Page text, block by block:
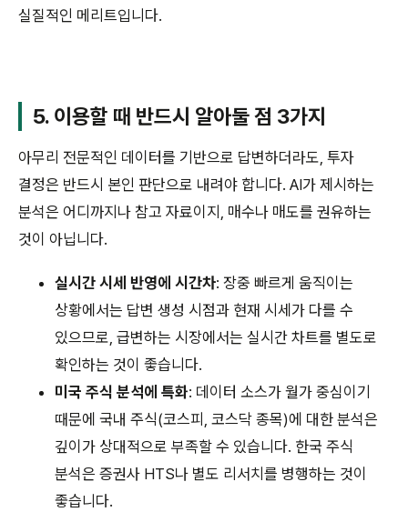
실질적인 메리트입니다.
5. 이용할 때 반드시 알아둘 점 3가지
아무리 전문적인 데이터를 기반으로 답변하더라도, 투자
결정은 반드시 본인 판단으로 내려야 합니다. AI가 제시하는
분석은 어디까지나 참고 자료이지, 매수나 매도를 권유하는
것이 아닙니다.
실시간 시세 반영에 시간차: 장중 빠르게 움직이는
상황에서는 답변 생성 시점과 현재 시세가 다를 수
있으므로, 급변하는 시장에서는 실시간 차트를 별도로
확인하는 것이 좋습니다.
미국 주식 분석에 특화: 데이터 소스가 월가 중심이기
때문에 국내 주식(코스피, 코스닥 종목)에 대한 분석은
깊이가 상대적으로 부족할 수 있습니다. 한국 주식
분석은 증권사 HTS나 별도 리서치를 병행하는 것이
좋습니다.